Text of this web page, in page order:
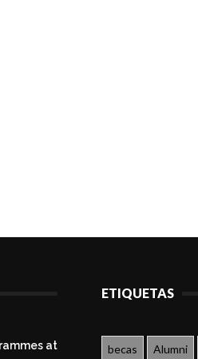
at
ETIQUETAS
becas Alumni